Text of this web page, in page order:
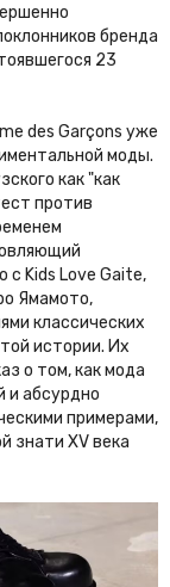
бренда
23
des Garçons уже
моды.
как "как
против
с Kids Love Gaite,
Ямамото,
классических
истории. Их
о том, как мода
и абсурдно
примерами,
знати XV века